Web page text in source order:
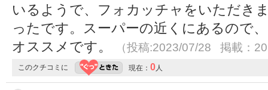
いるようで、フォカッチャをいただき
ったです。スーパーの近くにあるので
オススメです。
（投稿:2023/07/28 掲載：
このクチコミに 現在： 0人